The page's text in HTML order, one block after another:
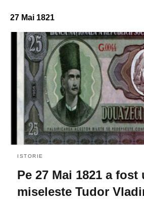
27 Mai 1821
ISTORIE
Pe 27 Mai 1821 a fost
miseleste Tudor